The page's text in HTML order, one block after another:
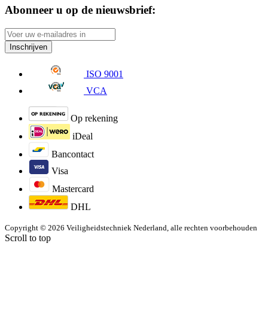
Abonneer u op de nieuwsbrief:
Inschrijven
ISO 9001
VCA
Op rekening
iDeal
Bancontact
Visa
Mastercard
DHL
Copyright © 2026 Veiligheidstechniek Nederland, alle rechten voorbehouden
Scroll to top